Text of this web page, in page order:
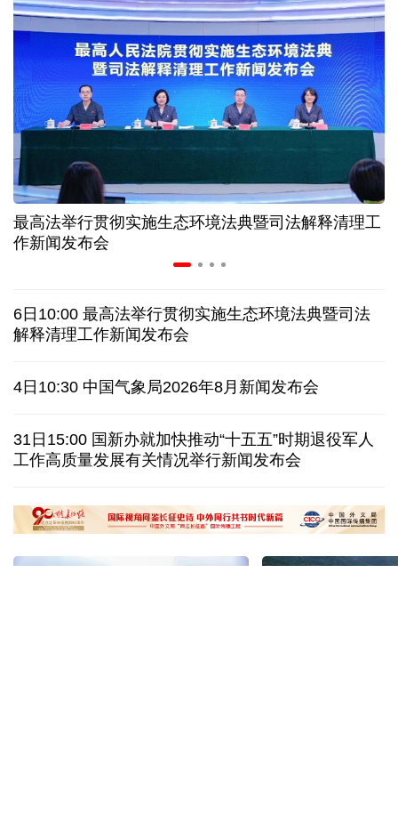
我国渤海首个千亿方大气田一期开发项目全面投产
历经十余年，西藏南木林：昔日荒河滩 今时富绿洲
情满天山 援疆印记丨安徽支教生赢得桃李秀昆仑
从助力重建家园到治理乡村西藏扎西岗乡的乡贤力量
上半年医药工业创新加速突破 研发实力不断提升
南京大屠杀历史不容篡改 日本打“核爆”牌洗不掉血债
深山里的全球冠军：海外“Z世代”在黔读懂中国机遇
俄驻日大使：日本推翻“无核三原则”将招致邻国反制
全球媒体聚焦丨大白兔奶糖包装走红西方社交媒体
最高法举行贯彻实施生态环境法典暨司法解释清理工
作新闻发布会
6日10:00 最高法举行贯彻实施生态环境法典暨司法
解释清理工作新闻发布会
4日10:30 中国气象局2026年8月新闻发布会
31日15:00 国新办就加快推动“十五五”时期退役军人
工作高质量发展有关情况举行新闻发布会